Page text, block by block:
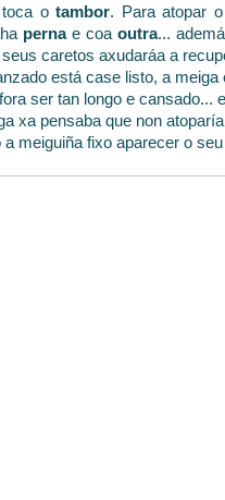
toca otambor. Para atopar
pernae coa outra...
caretos axudaráa a
está case listo, a meiga
ser tan longo e cansado... e
xa pensaba que non
a meiguiña fixo aparecer o